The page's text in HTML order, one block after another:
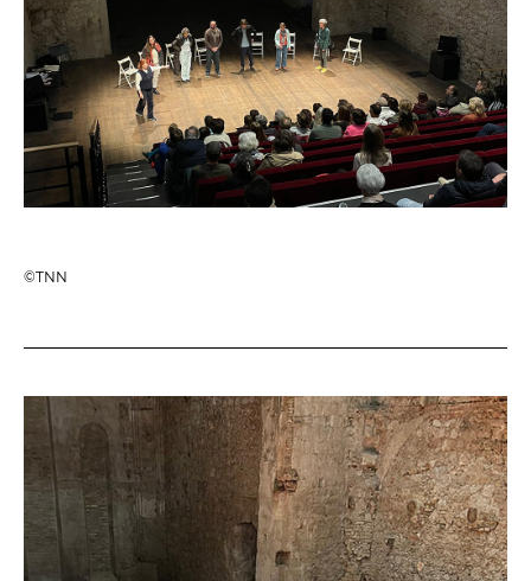
Enseignant
Relais
En famille
Étudiant
Entreprise
Entre amis, entre collègues
médical et judiciaire
PRATIQUEZ...
Nissa Slam
Le Lab'Oratoire
[cours d’oralité]
À Voix haute · cours [8-14 ans]
©TNN